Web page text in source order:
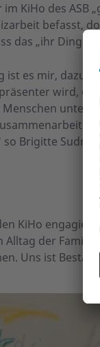
KiHo des ASB
befasst,
das „ihr Ding“
ist es mir, dazu
wird,
Brigitte
KiHo
Alltag der
Uns ist